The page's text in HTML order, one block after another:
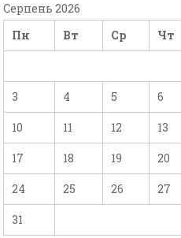
Серпень 2026
Пн
Вт Ср Чт
3 4 5 6
10 11 12 13
17 18 19 20
24 25 26 27
31